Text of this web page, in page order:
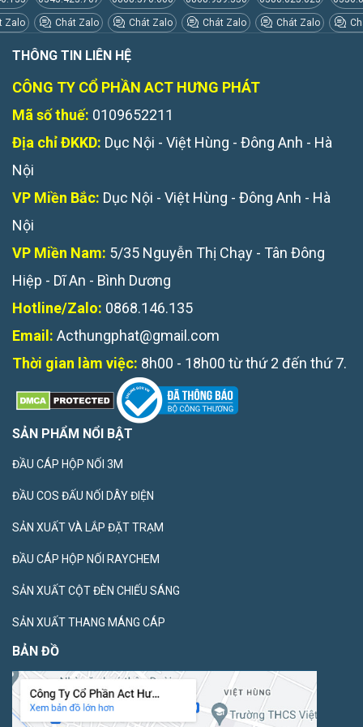
Zalo Chát Zalo Chát Zalo Chát Zalo Chát Zalo
THÔNG TIN LIÊN HỆ
CÔNG TY CỔ PHẦN ACT HƯNG PHÁT
Mã số thuế: 0109652211
Địa chỉ ĐKKD: Dục Nội - Việt Hùng - Đông Anh - Hà
Nội
VP Miền Bắc: Dục Nội - Việt Hùng - Đông Anh - Hà
Nội
VP Miền Nam: 5/35 Nguyễn Thị Chạy - Tân Đông
Hiệp - Dĩ An - Bình Dương
Hotline/Zalo: 0868.146.135
Email: Acthungphat@gmail.com
Thời gian làm việc: 8h00 - 18h00 từ thứ 2 đến thứ 7.
SẢN PHẨM NỔI BẬT
ĐẦU CÁP HỘP NỐI 3M
ĐẦU COS ĐẤU NỐI DÂY ĐIỆN
SẢN XUẤT VÀ LẮP ĐẶT TRẠM
ĐẦU CÁP HỘP NỐI RAYCHEM
SẢN XUẤT CỘT ĐÈN CHIẾU SÁNG
SẢN XUẤT THANG MÁNG CÁP
BẢN ĐỒ